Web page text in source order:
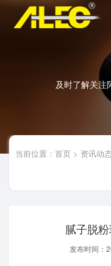
及时了解关注
当前位置： 首页 > 资讯动
腻子脱
发布时间：